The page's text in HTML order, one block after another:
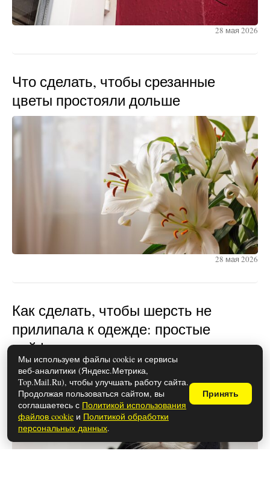
28 мая 2026
Что сделать, чтобы срезанные
цветы простояли дольше
28 мая 2026
Как сделать, чтобы шерсть не
прилипала к одежде: простые
лайфхаки
Мы используем файлы cookie и сервисы
веб-аналитики (Яндекс.Метрика,
Top.Mail.Ru), чтобы улучшать работу сайта.
Продолжая пользоваться сайтом, вы
соглашаетесь с Политикой использования
файлов cookie и Политикой обработки
персональных данных.
Принять